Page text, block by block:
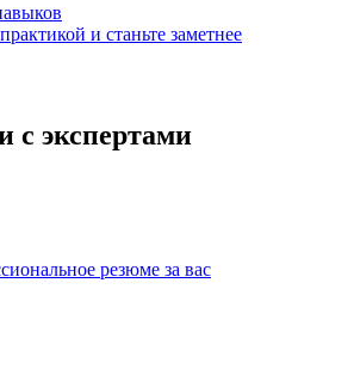
и станьте заметнее
с экспертами
резюме за вас